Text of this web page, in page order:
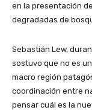
en la presentación
degradadas de
Sebastián Lew,
sostuvo que no es
macro región
coordinación entre
pensar cuál es la